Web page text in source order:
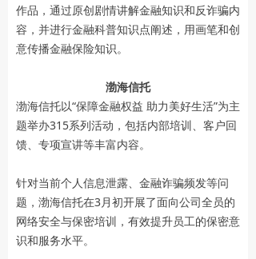
作品，通过原创剧情讲解金融知识和反诈骗内
容，并进行金融科普知识点阐述，用画笔和创
意传播金融保险知识。
渤海信托
渤海信托以“保障金融权益 助力美好生活”为主
题举办315系列活动，包括内部培训、客户回
馈、专项宣讲等丰富内容。
针对当前个人信息泄露、金融诈骗频发等问
题，渤海信托在3月初开展了面向公司全员的
网络安全与保密培训，有效提升员工的保密意
识和服务水平。